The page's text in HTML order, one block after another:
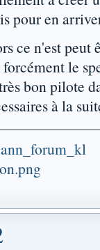
pour en
ce n'est peut
forcément le
bon pilote
à la